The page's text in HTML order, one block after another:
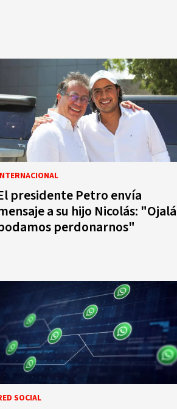
presidente Petro envía
a su hijo Nicolás: "Ojalá
perdonarnos"
SOCIAL